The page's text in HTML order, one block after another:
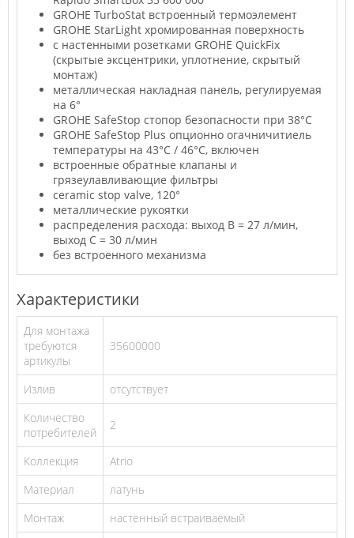
GROHE TurboStat встроенный термоэлемент
GROHE StarLight хромированная поверхность
с настенными розетками GROHE QuickFix
(скрытые эксцентрики, уплотнение, скрытый
монтаж)
металлическая накладная панель, регулируемая
на 6°
GROHE SafeStop стопор безопасности при 38°C
GROHE SafeStop Plus опционно огачничитиель
температуры на 43°C / 46°C, включен
встроенные обратные клапаны и
грязеулавливающие фильтры
ceramic stop valve, 120°
металлические рукоятки
распределения расхода: выход B = 27 л/мин,
выход C = 30 л/мин
без встроенного механизма
Характеристики
Для монтажа
требуются
артикулы
35600000
Излив
отсутствует
Количество
потребителей
2
Коллекция
Atrio
Материал
латунь
Монтаж
настенный встраиваемый